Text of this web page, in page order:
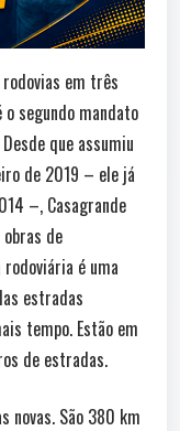
em três
segundo mandato
que assumiu
de 2019 – ele já
–, Casagrande
de
é uma
estradas
tempo. Estão em
de estradas.
novas. São 380 km